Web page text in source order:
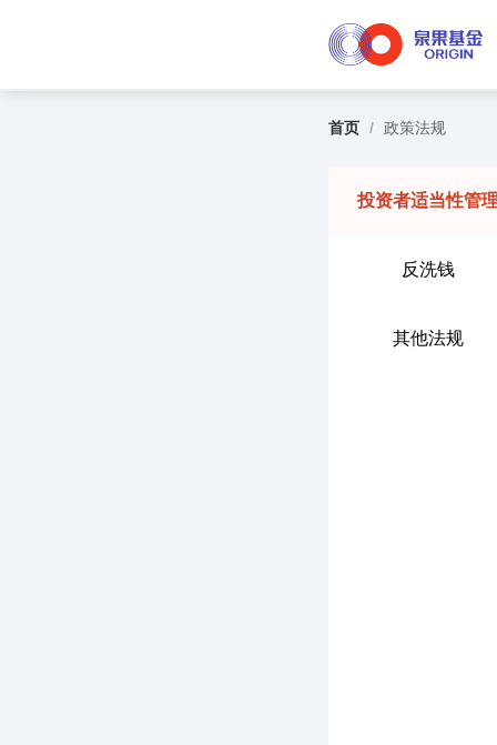
首页 / 政策法规
投资者适当性管
反洗钱
其他法规